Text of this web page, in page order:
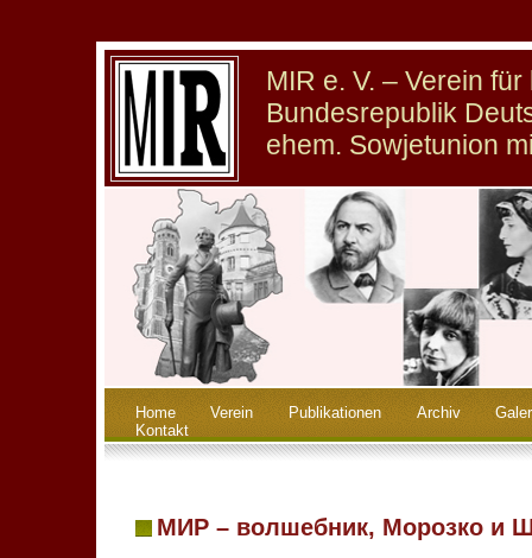
MIR e. V. – Verein
Bundesrepublik
ehem. Sowjetunion
Home Verein Publikationen Archiv
Kontakt
МИР – волшебник, Морозко и